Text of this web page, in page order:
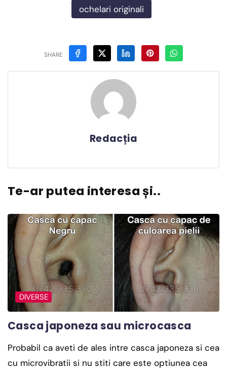
ochelari originali
SHARE
Redacția
Te-ar putea interesa și..
DIVERSE
Casca japoneza sau microcasca
Probabil ca aveti de ales intre casca japoneza si cea
cu microvibratii si nu stiti care este optiunea cea